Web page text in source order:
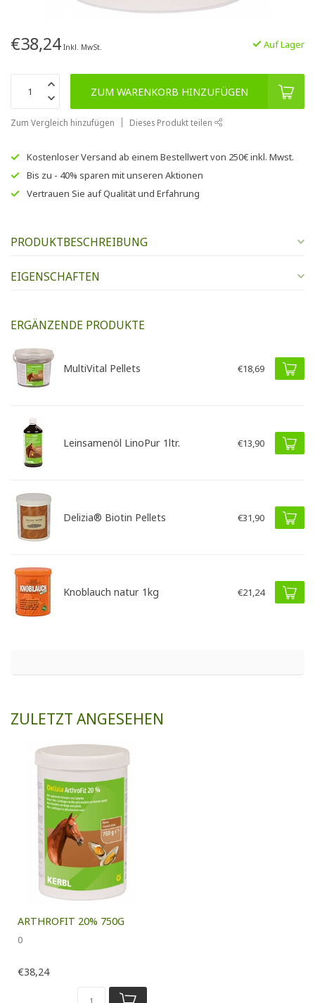
€38,24 Inkl. MwSt. Auf Lager
ZUM WARENKORB HINZUFÜGEN
Zum Vergleich hinzufügen Dieses Produkt teilen
Kostenloser Versand ab einem Bestellwert von 250€inkl. Mwst.
Bis zu - 40% sparen mit unseren Aktionen
Vertrauen Sie aufQualität und Erfahrung
PRODUKTBESCHREIBUNG
EIGENSCHAFTEN
ERGÄNZENDE PRODUKTE
MultiVital Pellets €18,69
Leinsamenöl LinoPur 1ltr. €13,90
Delizia® Biotin Pellets €31,90
Knoblauch natur 1kg €21,24
ZULETZT ANGESEHEN
ARTHROFIT 20% 750G
0
€38,24